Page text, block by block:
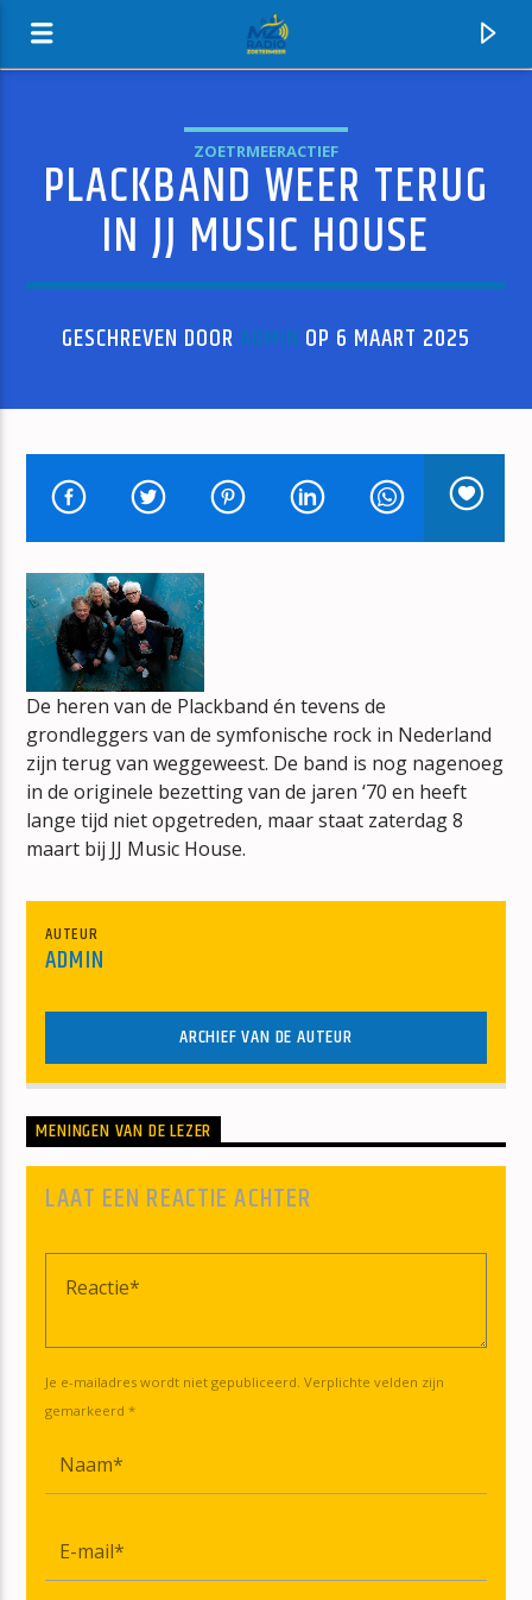
MZ-RADIO
HUIDIG NUMMER
LARGER THAN LIFE
BACKSTREET BOYS
mz-radio
ZOETRMEERACTIEF
PLACKBAND WEER TERUG
IN JJ MUSIC HOUSE
GESCHREVEN DOOR ADMIN OP 6 MAART 2025
De heren van de Plackband én tevens de
grondleggers van de symfonische rock in Nederland
zijn terug van weggeweest. De band is nog nagenoeg
in de originele bezetting van de jaren ‘70 en heeft
lange tijd niet opgetreden, maar staat zaterdag 8
maart bij JJ Music House.
AUTEUR
ADMIN
ARCHIEF VAN DE AUTEUR
MENINGEN VAN DE LEZER
LAAT EEN REACTIE ACHTER
Je e-mailadres wordt niet gepubliceerd. Verplichte velden zijn
gemarkeerd *